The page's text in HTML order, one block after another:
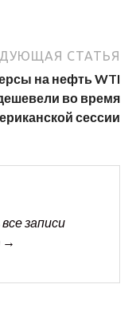
СТАТЬЯ
на нефть WTI
во время
сессии
записи
→